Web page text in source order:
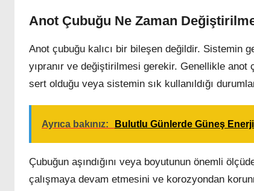
Anot Çubuğu Ne Zaman
Anot çubuğu kalıcı bir bileşen değildir. Sistemin
yıpranır ve değiştirilmesi gerekir. Genellikle anot
sert olduğu veya sistemin sık kullanıldığı
Ayrıca bakınız: Bulutlu Günlerde Güneş
Çubuğun aşındığını veya boyutunun önemli
çalışmaya devam etmesini ve korozyondan